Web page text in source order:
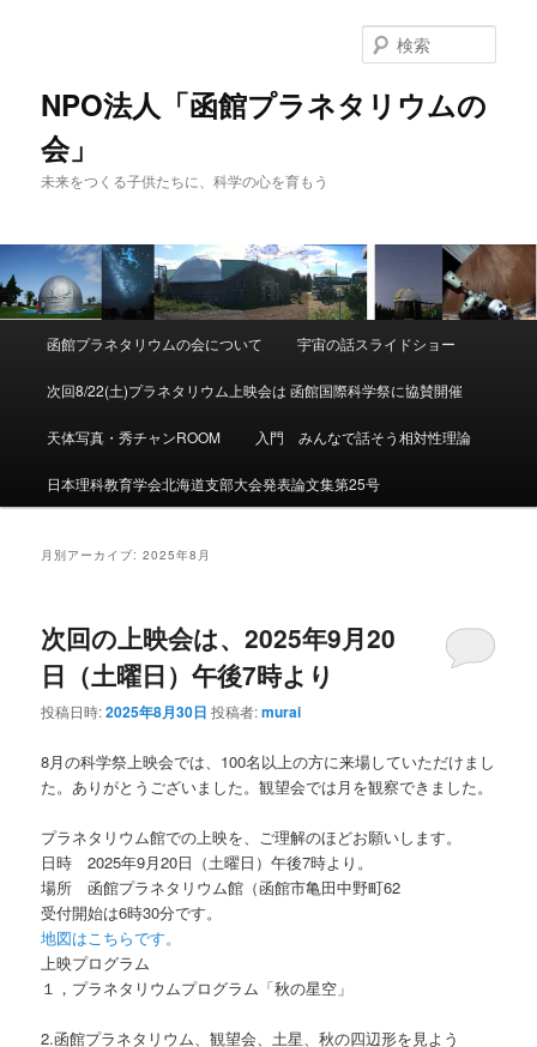
NPO法人「函館プラネタリウムの
会」
未来をつくる子供たちに、科学の心を育もう
索
メ
イ
ン
コ
ン
ン
ツ
へ
動
サ
ブ
コ
ン
テ
ツ
へ
移
函館プラネタリウムの会について 宇宙の話スライドショー
次回8/22(土)プラネタリウム上映会は 函館国際科学祭に協賛開催
天体写真・秀チャンROOM 入門 みんなで話そう相対性理論
日本理科教育学会北海道支部大会発表論文集第25号
月別アーカイブ:2025年8月
次回の上映会は、2025年9月20
日（土曜日）午後7時より
投稿日時:2025年8月30日 投稿者:murai
8月の科学祭上映会では、100名以上の方に来場していただけまし
た。ありがとうございました。観望会では月を観察できました。
プラネタリウム館での上映を、ご理解のほどお願いします。
日時 2025年9月20日（土曜日）午後7時より。
場所 函館プラネタリウム館（函館市亀田中野町62
受付開始は6時30分です。
地図はこちらです。
上映プログラム
１，プラネタリウムプログラム「秋の星空」
2.函館プラネタリウム、観望会、土星、秋の四辺形を見よう